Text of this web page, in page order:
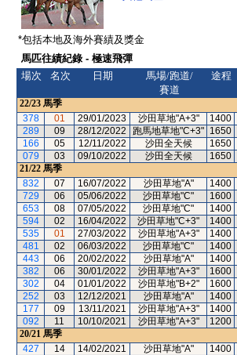
*包括本地及海外賽績及獎金
馬匹往績紀錄 - 極速飛彈
場次
名次 日期
馬場/跑道/
賽道
途程
22/23 馬季
378
01 29/01/2023 沙田草地"A+3" 1400
289
09 28/12/2022 跑馬地草地"C+3" 1650
166
05 12/11/2022 沙田全天候 1650
079
03 09/10/2022 沙田全天候 1650
21/22 馬季
832
07 16/07/2022 沙田草地"A" 1400
729
06 05/06/2022 沙田草地"C" 1600
653
08 07/05/2022 沙田草地"C" 1400
594
02 16/04/2022 沙田草地"C+3" 1400
535
01 27/03/2022 沙田草地"A+3" 1400
481
02 06/03/2022 沙田草地"C" 1400
443
06 20/02/2022 沙田草地"A" 1400
382
06 30/01/2022 沙田草地"A+3" 1600
302
04 01/01/2022 沙田草地"B+2" 1600
252
03 12/12/2021 沙田草地"A" 1400
177
09 13/11/2021 沙田草地"A+3" 1400
092
11 10/10/2021 沙田草地"A+3" 1200
20/21 馬季
427
14 14/02/2021 沙田草地"A" 1400